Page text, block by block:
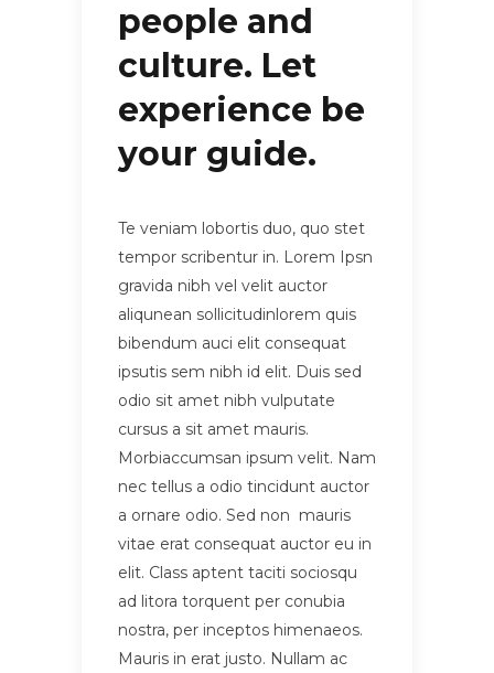
people and
culture. Let
experience be
your guide.
Te veniam lobortis duo, quo stet
tempor scribentur in. Lorem Ipsn
gravida nibh vel velit auctor
aliqunean sollicitudinlorem quis
bibendum auci elit consequat
ipsutis sem nibh id elit. Duis sed
odio sit amet nibh vulputate
cursus a sit amet mauris.
Morbiaccumsan ipsum velit. Nam
nec tellus a odio tincidunt auctor
a ornare odio. Sed non mauris
vitae erat consequat auctor eu in
elit. Class aptent taciti sociosqu
ad litora torquent per conubia
nostra, per inceptos himenaeos.
Mauris in erat justo. Nullam ac